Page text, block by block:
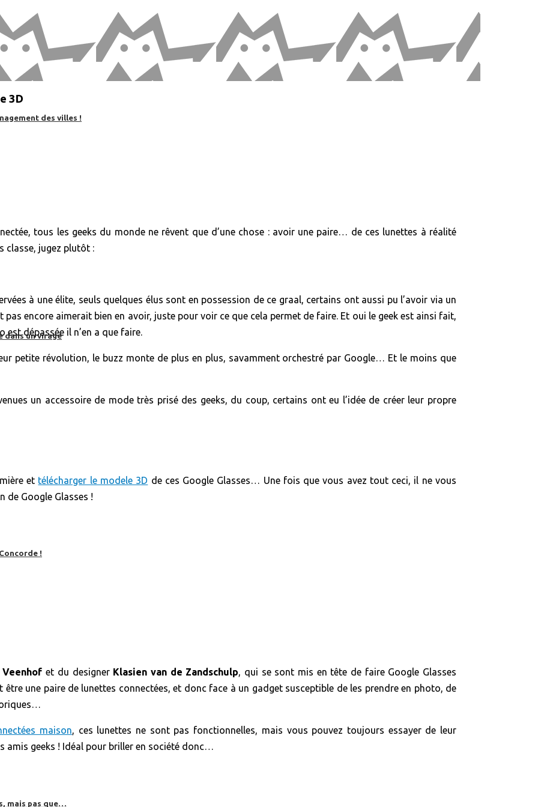
des villes !
dans un virage
!
mais pas que…
3D
tous les geeks du monde ne rêvent que d’une chose : avoir une paire… de ces lunettes à réalité
classe, jugez plutôt :
à une élite, seuls quelques élus sont en possession de ce graal, certains ont aussi pu l’avoir via un
encore aimerait bien en avoir, juste pour voir ce que cela permet de faire. Et oui le geek est ainsi fait,
dépassée il n’en a que faire.
petite révolution, le buzz monte de plus en plus, savamment orchestré par Google… Et le moins que
un accessoire de mode très prisé des geeks, du coup, certains ont eu l’idée de créer leur propre
et télécharger le modele 3D de ces Google Glasses… Une fois que vous avez tout ceci, il ne vous
de Google Glasses !
Veenhof et du designer Klasien van de Zandschulp, qui se sont mis en tête de faire Google Glasses
une paire de lunettes connectées, et donc face à un gadget susceptible de les prendre en photo, de
maison, ces lunettes ne sont pas fonctionnelles, mais vous pouvez toujours essayer de leur
amis geeks ! Idéal pour briller en société donc…